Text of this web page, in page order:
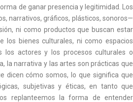
de ganar presencia y legitimidad. Los
narrativos, gráficos, plásticos, sonoros—
ni como productos que buscan estar
los bienes culturales, ni como espacios
los actores y los procesos culturales o
la narrativa y las artes son prácticas que
dicen cómo somos, lo que significa que
subjetivas y éticas, en tanto que
replanteemos la forma de entender